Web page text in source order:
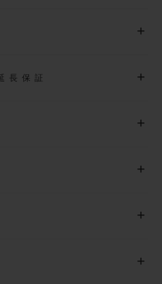
+
長保証 +
象に、保証を +
+
+
お客様の個人情報は確実に
+